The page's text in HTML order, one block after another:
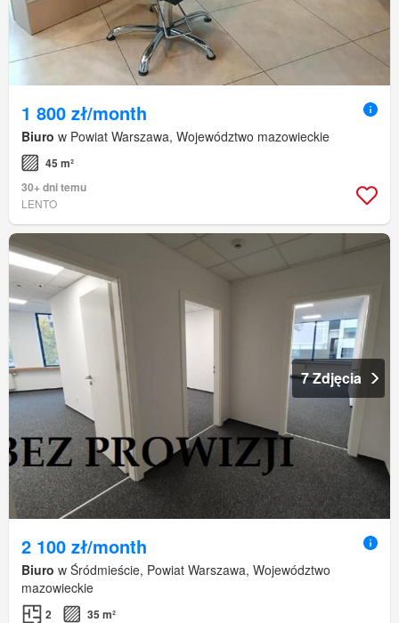
1 800 zł/month
Biuro w Powiat Warszawa, Województwo mazowieckie
45 m²
30+ dni temu
LENTO
7 Zdjęcia
2 100 zł/month
Biuro w Śródmieście, Powiat Warszawa, Województwo
mazowieckie
2 35 m²